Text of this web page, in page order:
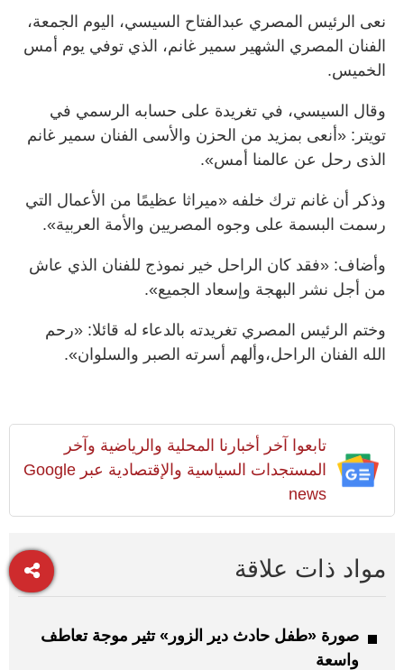
نعى الرئيس المصري عبدالفتاح السيسي، اليوم الجمعة،
الفنان المصري الشهير سمير غانم، الذي توفي يوم أمس
الخميس.
وقال السيسي، في تغريدة على حسابه الرسمي في
تويتر: «أنعى بمزيد من الحزن والأسى الفنان سمير غانم
الذى رحل عن عالمنا أمس».
وذكر أن غانم ترك خلفه «ميراثا عظيمًا من الأعمال التي
رسمت البسمة على وجوه المصريين والأمة العربية».
وأضاف: «فقد كان الراحل خير نموذج للفنان الذي عاش
من أجل نشر البهجة وإسعاد الجميع».
وختم الرئيس المصري تغريدته بالدعاء له قائلا: «رحم
الله الفنان الراحل،وألهم أسرته الصبر والسلوان».
تابعوا آخر أخبارنا المحلية والرياضية وآخر
المستجدات السياسية والإقتصادية عبر Google
news
مواد ذات علاقة
صورة «طفل حادث دير الزور» تثير موجة تعاطف
واسعة